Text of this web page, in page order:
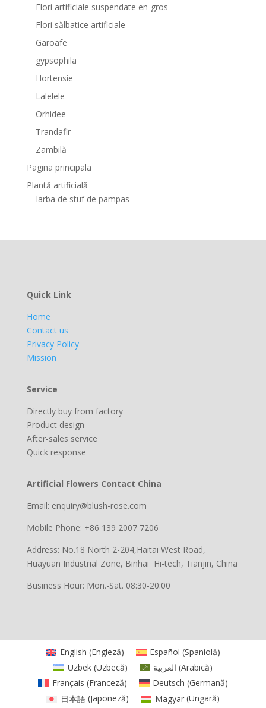
Flori artificiale suspendate en-gros
Flori sălbatice artificiale
Garoafe
gypsophila
Hortensie
Lalelele
Orhidee
Trandafir
Zambilă
Pagina principala
Plantă artificială
Iarba de stuf de pampas
Quick Link
Home
Contact us
Privacy Policy
Mission
Service
Directly buy from factory
Product design
After-sales service
Quick response
Artificial Flowers Contact China
Email: enquiry@blush-rose.com
Mobile Phone: +86 139 2007 7206
Address: No.18 North 2-204,Haitai West Road,
Huayuan Industrial Zone, Binhai Hi-tech, Tianjin, China
Business Hour: Mon.-Sat. 08:30-20:00
English (Engleză) Español (Spaniolă)
Uzbek(Uzbecă) العربية (Arabică)
Français (Franceză) Deutsch (Germană)
日本語 (Japoneză) Magyar(Ungară)